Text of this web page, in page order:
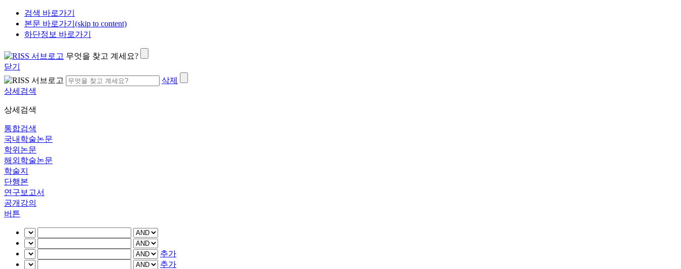
검색 바로가기
본문 바로가기(skip to content)
하단정보 바로가기
무엇을 찾고 계세요?
닫기
삭제
상세검색
상세검색
통합검색
국내학술논문
학위논문
해외학술논문
학술지
단행본
연구보고서
공개강의
버튼
추가
추가